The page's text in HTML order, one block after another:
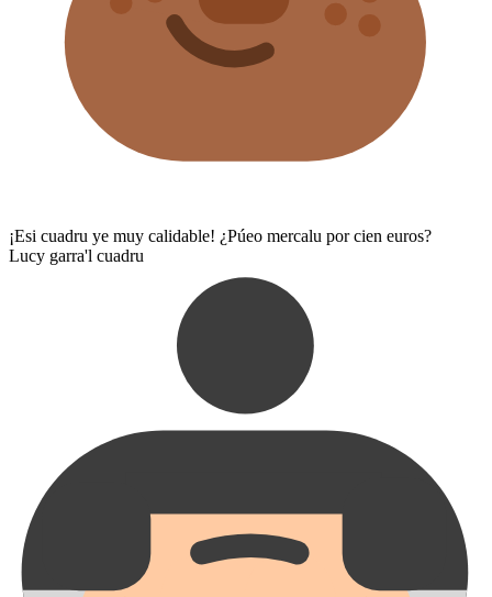
¡Esi cuadru ye muy calidable! ¿Púeo mercalu por cien euros?
Lucy garra'l cuadru